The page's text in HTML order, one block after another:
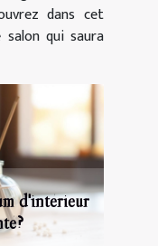
dans cet
qui saura
d'intérieur